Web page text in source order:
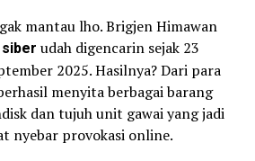
mantau lho. Brigjen Himawan
udah digencarin sejak 23
2025. Hasilnya? Dari para
menyita berbagai barang
dan tujuh unit gawai yang jadi
nyebar provokasi online.